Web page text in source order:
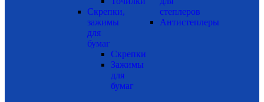
Скрепки,
зажимы
для
бумаг
Скрепки
Зажимы
для
бумаг
степлеров
Антистеплеры